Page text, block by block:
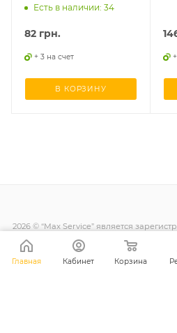
оригинал
Есть в наличии: 34
82 грн.
+ 3 на счет
В КОРЗИНУ
2026 © “Max Service” является
Все права
Главная Кабинет Корзина